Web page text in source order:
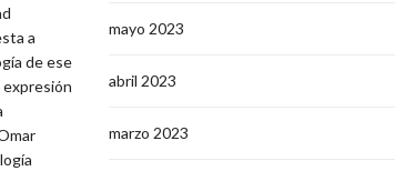
a
de ese
expresión
mayo 2023
abril 2023
marzo 2023